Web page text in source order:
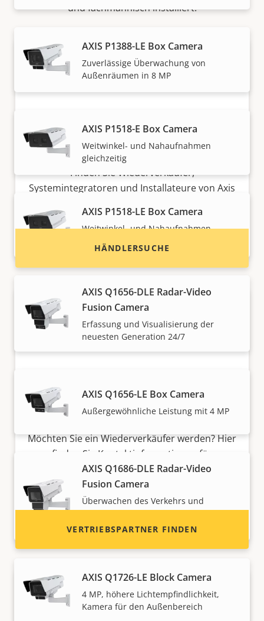
AXIS P1388-LE Box Camera
Zuverlässige Überwachung von
Außenräumen in 8 MP
AXIS P1518-E Box Camera
Weitwinkel- und Nahaufnahmen
gleichzeitig
AXIS P1518-LE Box Camera
Weitwinkel- und Nahaufnahmen
gleichzeitig mit IR
AXIS Q1656-DLE Radar-Video
Fusion Camera
Erfassung und Visualisierung der
neuesten Generation 24/7
AXIS Q1656-LE Box Camera
Außergewöhnliche Leistung mit 4 MP
AXIS Q1686-DLE Radar-Video
Fusion Camera
Überwachen des Verkehrs und
Identifizieren gefährlicher Fahrzeuge
rund um die Uhr
AXIS Q1726-LE Block Camera
4 MP, höhere Lichtempfindlichkeit,
Kamera für den Außenbereich
und fachmännisch installiert.
Möchten Sie Axis Produkte kaufen?
Finden Sie Wiederverkäufer,
Systemintegratoren und Installateure von Axis
HÄNDLERSUCHE
Möchten Sie Axis Produkte
verkaufen?
Möchten Sie ein Wiederverkäufer werden? Hier
finden Sie Kontaktinformationen für
Distributoren von Axis Produkten und
Systemen.
VERTRIEBSPARTNER FINDEN